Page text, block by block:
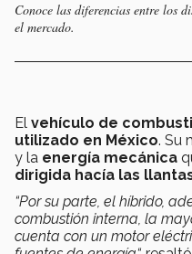
Conoce las diferencias entre los
el mercado.
El vehículo de
utilizado en México. Su
y la energía mecánica
dirigida hacía las
“Por su parte, el híbrido,
combustión interna, la
cuenta con un motor